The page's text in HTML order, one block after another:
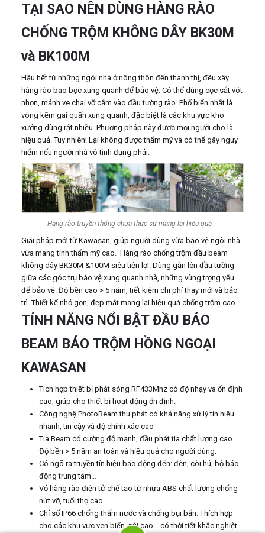
TẠI SAO NÊN DÙNG HÀNG RÀO
CHỐNG TRỘM KHÔNG DÂY BK30M
và BK100M
Hầu hết từ những ngôi nhà ở nông thôn đến thành thị, đều xây
hàng rào bao bọc xung quanh để bảo vệ. Có thể dùng cọc sắt vót
nhọn, mảnh ve chai vỡ cắm vào đầu tường rào. Phổ biến nhất là
vòng kẽm gai quấn xung quanh, đặc biệt là các khu vực kho
xưởng dùng rất nhiều. Phương pháp này được mọi người cho là
hiệu quả. Tuy nhiên! Lại không được thẩm mỹ và có thể gây nguy
hiểm nếu người nhà vô tình đụng phải.
Hàng rào truyền thống chưa thực sự mang lại hiệu quả
Giải pháp mới từ Kawasan, giúp người dùng vừa bảo vệ ngôi nhà
vừa mang tính thẩm mỹ cao. Hàng rào chống trộm đầu beam
không dây BK30M &100M siêu tiện lợi. Dùng gắn lên đầu tường
giữa các góc trụ bảo vệ xung quanh nhà, những vùng trọng yếu
để bảo vệ. Độ bền cao > 5 năm, tiết kiệm chi phí thay mới và bảo
trì. Thiết kế nhỏ gọn, đẹp mắt mang lại hiệu quả chống trộm cao.
TÍNH NĂNG NỔI BẬT ĐẦU BÁO
BEAM BÁO TRỘM HỒNG NGOẠI
KAWASAN
Tích hợp thiết bị phát sóng RF433Mhz có độ nhạy và ổn định
cao, giúp cho thiết bị hoạt động ổn định.
Công nghệ PhotoBeam thu phát có khả năng xử lý tín hiệu
nhanh, tin cậy và độ chính xác cao
Tia Beam có cường độ mạnh, đầu phát tia chất lượng cao.
Độ bền > 5 năm an toàn và hiệu quả cho người dùng.
Có ngõ ra truyền tín hiệu báo động đến: đèn, còi hú, bộ báo
động trung tâm…
Vỏ hàng rào điện tử chế tạo từ nhựa ABS chất lượng chống
nứt vỡ, tuổi thọ cao
Chỉ số IP66 chống thấm nước và chống bụi bẩn. Thích hợp
cho các khu vực ven biển, núi cao… có thời tiết khắc nghiệt